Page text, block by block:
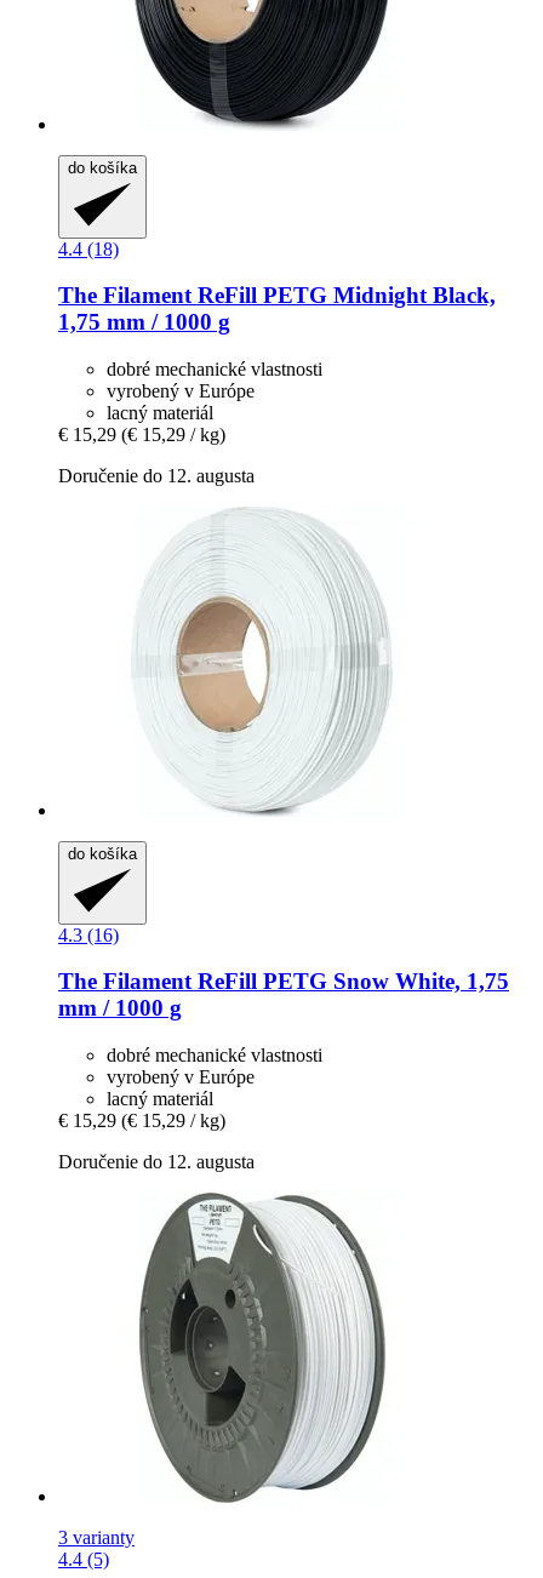
do košíka
4.4 (18)
The FilamentReFill PETG Midnight Black,
1,75 mm / 1000 g
dobré mechanické vlastnosti
vyrobený v Európe
lacný materiál
€ 15,29 (€ 15,29 / kg)
Doručenie do 12. augusta
do košíka
4.3 (16)
The FilamentReFill PETG Snow White, 1,75
mm / 1000 g
dobré mechanické vlastnosti
vyrobený v Európe
lacný materiál
€ 15,29 (€ 15,29 / kg)
Doručenie do 12. augusta
3 varianty
4.4 (5)